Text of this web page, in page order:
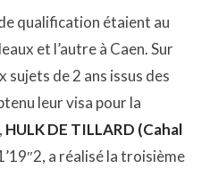
qualification étaient au
et l’autre à Caen. Sur
sujets de 2 ans issus des
leur visa pour la
HULK DE TILLARD (Cahal
a réalisé la troisième